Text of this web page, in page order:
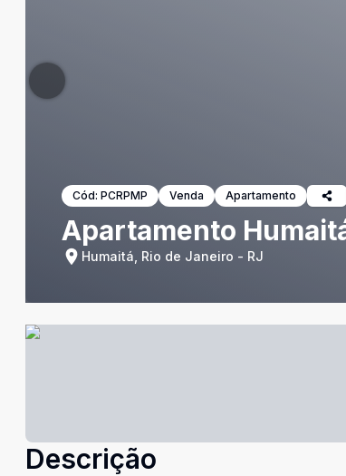
Cód: PCRPMP Venda Apartamento
Apartamento
Humaitá, Rio de Janeiro - RJ
Descrição